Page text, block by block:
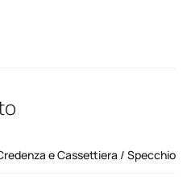
e Cassettiera / Specchio